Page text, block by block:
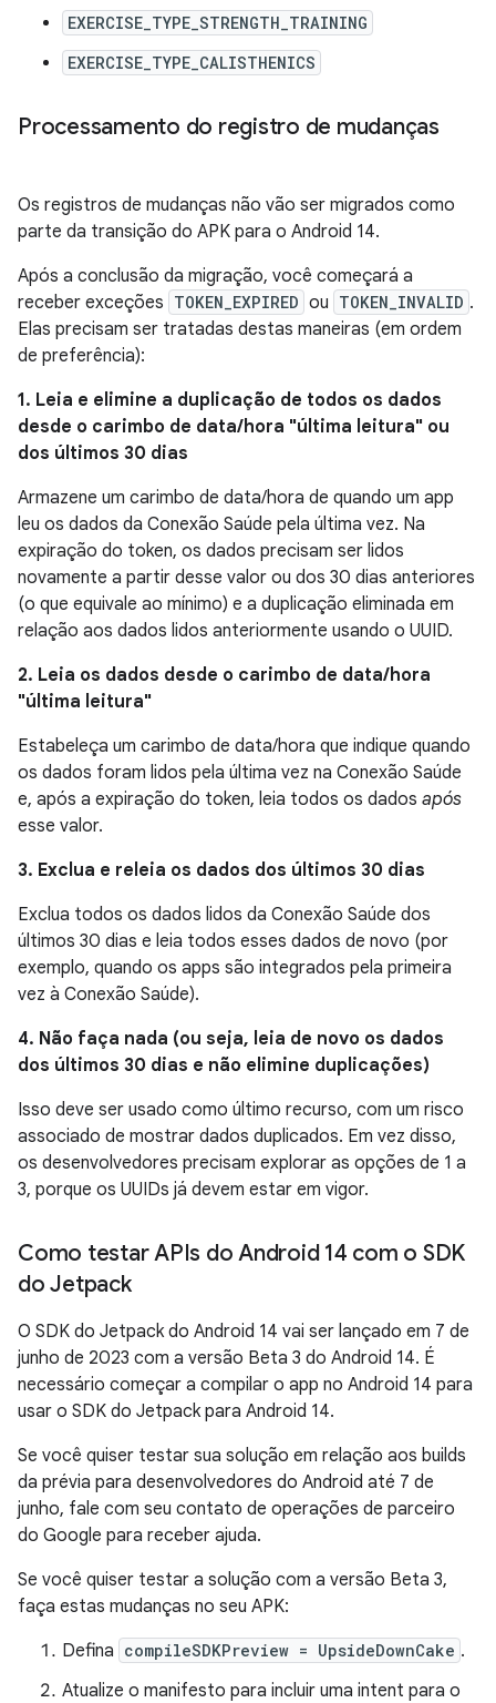
EXERCISE_TYPE_STRENGTH_TRAINING
EXERCISE_TYPE_CALISTHENICS
Processamento do registro de mudanças
Os registros de mudanças não vão ser migrados como
parte da transição do APK para o Android 14.
Após a conclusão da migração, você começará a
receber exceções TOKEN_EXPIRED ou TOKEN_INVALID .
Elas precisam ser tratadas destas maneiras (em ordem
de preferência):
1. Leia e elimine a duplicação de todos os dados
desde o carimbo de data/hora "última leitura" ou
dos últimos 30 dias
Armazene um carimbo de data/hora de quando um app
leu os dados da Conexão Saúde pela última vez. Na
expiração do token, os dados precisam ser lidos
novamente a partir desse valor ou dos 30 dias anteriores
(o que equivale ao mínimo) e a duplicação eliminada em
relação aos dados lidos anteriormente usando o UUID.
2. Leia os dados desde o carimbo de data/hora
"última leitura"
Estabeleça um carimbo de data/hora que indique quando
os dados foram lidos pela última vez na Conexão Saúde
e, após a expiração do token, leia todos os dados após
esse valor.
3. Exclua e releia os dados dos últimos 30 dias
Exclua todos os dados lidos da Conexão Saúde dos
últimos 30 dias e leia todos esses dados de novo (por
exemplo, quando os apps são integrados pela primeira
vez à Conexão Saúde).
4. Não faça nada (ou seja, leia de novo os dados
dos últimos 30 dias e não elimine duplicações)
Isso deve ser usado como último recurso, com um risco
associado de mostrar dados duplicados. Em vez disso,
os desenvolvedores precisam explorar as opções de 1 a
3, porque os UUIDs já devem estar em vigor.
Como testar APIs do Android 14 com o SDK
do Jetpack
O SDK do Jetpack do Android 14 vai ser lançado em 7 de
junho de 2023 com a versão Beta 3 do Android 14. É
necessário começar a compilar o app no Android 14 para
usar o SDK do Jetpack para Android 14.
Se você quiser testar sua solução em relação aos builds
da prévia para desenvolvedores do Android até 7 de
junho, fale com seu contato de operações de parceiro
do Google para receber ajuda.
Se você quiser testar a solução com a versão Beta 3,
faça estas mudanças no seu APK:
Defina compileSDKPreview = UpsideDownCake .
Atualize o manifesto para incluir uma intent para o